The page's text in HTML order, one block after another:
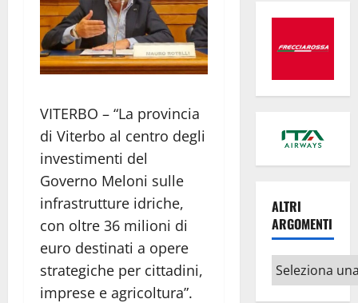
VITERBO – “La provincia
di Viterbo al centro degli
investimenti del
Governo Meloni sulle
infrastrutture idriche,
con oltre 36 milioni di
euro destinati a opere
strategiche per cittadini,
imprese e agricoltura”.
ALTRI
ARGOMENTI
Altri
argomenti